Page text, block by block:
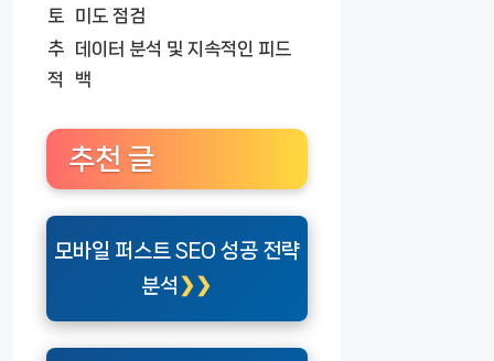
토
미도 점검
추
적
데이터 분석 및 지속적인 피드
백
추천 글
모바일 퍼스트 SEO 성공 전략
분석